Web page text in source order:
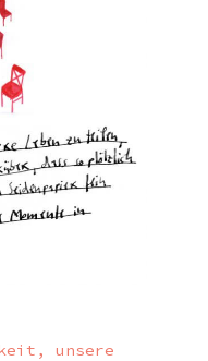
unsere